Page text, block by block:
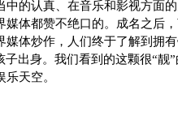
中的认真、在音乐和影视方面
媒体都赞不绝口的。成名之后
媒体炒作，人们终于了解到拥
子出身。我们看到的这颗很“靓
天空。